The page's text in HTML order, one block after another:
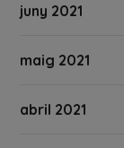
juny 2021
maig 2021
abril 2021